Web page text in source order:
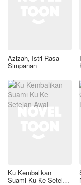
Azizah, Istri Rasa
Simpanan
Ku Kembalikan
Suami Ku Ke Setelan